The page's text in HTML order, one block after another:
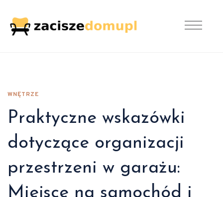
WNĘTRZE
Praktyczne wskazówki
dotyczące organizacji
przestrzeni w garażu:
Miejsce na samochód i